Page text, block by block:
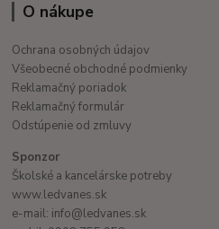
O nákupe
Ochrana osobných údajov
Všeobecné obchodné podmienky
Reklamačný poriadok
Reklamačný formulár
Odstúpenie od zmluvy
Sponzor
Školské a kancelárske potreby
www.ledvanes.sk
e-mail: info@ledvanes.sk